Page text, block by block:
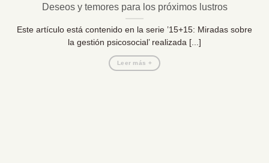
Deseos y temores para los próximos lustros
Este artículo está contenido en la serie ’15+15: Miradas sobre
la gestión psicosocial’ realizada [...]
Leer más +